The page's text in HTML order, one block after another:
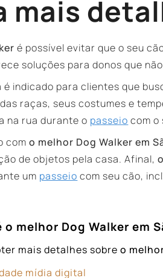
mais
é possível evitar que o seu
soluções para donos que
é indicado para clientes que
raças, seus costumes e
na rua durante o passeio com o
como melhor Dog Walker em
de objetos pela casa. Afinal,
um passeio com seu cão,
melhor Dog Walker em
mais detalhes sobreo
mídia digital